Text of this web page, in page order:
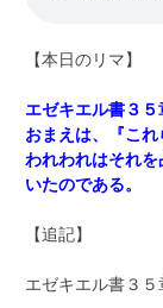
【本日のリマ】
エゼキエル書３
おまえは、『これ
われわれはそれ
いたのである。
【追記】
エゼキエル書３５